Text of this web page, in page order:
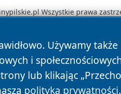
Używamy
i
lub klikając
polityką prywatności.
Wszystkie prawa
Prywatności Polityka